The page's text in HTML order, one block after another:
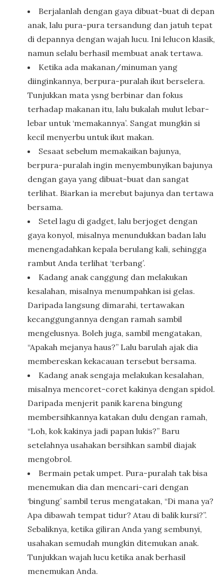
Berjalanlah dengan gaya dibuat-buat di depan
anak, lalu pura-pura tersandung dan jatuh tepat
di depannya dengan wajah lucu. Ini lelucon klasik,
namun selalu berhasil membuat anak tertawa.
Ketika ada makanan/minuman yang
diinginkannya, berpura-puralah ikut berselera.
Tunjukkan mata ysng berbinar dan fokus
terhadap makanan itu, lalu bukalah mulut lebar-
lebar untuk ‘memakannya’. Sangat mungkin si
kecil menyerbu untuk ikut makan.
Sesaat sebelum memakaikan bajunya,
berpura-puralah ingin menyembunyikan bajunya
dengan gaya yang dibuat-buat dan sangat
terlihat. Biarkan ia merebut bajunya dan tertawa
bersama.
Setel lagu di gadget, lalu berjoget dengan
gaya konyol, misalnya menundukkan badan lalu
menengadahkan kepala berulang kali, sehingga
rambut Anda terlihat ‘terbang’.
Kadang anak canggung dan melakukan
kesalahan, misalnya menumpahkan isi gelas.
Daripada langsung dimarahi, tertawakan
kecanggungannya dengan ramah sambil
mengelusnya. Boleh juga, sambil mengatakan,
“Apakah mejanya haus?” Lalu barulah ajak dia
membereskan kekacauan tersebut bersama.
Kadang anak sengaja melakukan kesalahan,
misalnya mencoret-coret kakinya dengan spidol.
Daripada menjerit panik karena bingung
membersihkannya katakan dulu dengan ramah,
“Loh, kok kakinya jadi papan lukis?” Baru
setelahnya usahakan bersihkan sambil diajak
mengobrol.
Bermain petak umpet. Pura-puralah tak bisa
menemukan dia dan mencari-cari dengan
‘bingung’ sambil terus mengatakan, “Di mana ya?
Apa dibawah tempat tidur? Atau di balik kursi?”.
Sebaliknya, ketika giliran Anda yang sembunyi,
usahakan semudah mungkin ditemukan anak.
Tunjukkan wajah lucu ketika anak berhasil
menemukan Anda.